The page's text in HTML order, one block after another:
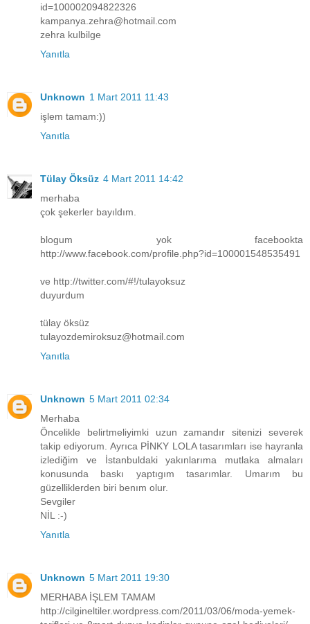
id=100002094822326
kampanya.zehra@hotmail.com
zehra kulbilge
Yanıtla
Unknown 1 Mart 2011 11:43
işlem tamam:))
Yanıtla
Tülay Öksüz 4 Mart 2011 14:42
merhaba
çok şekerler bayıldım.
blogum yok facebookta
http://www.facebook.com/profile.php?id=100001548535491
ve http://twitter.com/#!/tulayoksuz
duyurdum
tülay öksüz
tulayozdemiroksuz@hotmail.com
Yanıtla
Unknown 5 Mart 2011 02:34
Merhaba
Öncelikle belirtmeliyimki uzun zamandır sitenizi severek
takip ediyorum. Ayrıca PİNKY LOLA tasarımları ise hayranla
izlediğim ve İstanbuldaki yakınlarıma mutlaka almaları
konusunda baskı yaptıgım tasarımlar. Umarım bu
güzelliklerden biri benım olur.
Sevgiler
NİL :-)
Yanıtla
Unknown 5 Mart 2011 19:30
MERHABA İŞLEM TAMAM
http://cilgineltiler.wordpress.com/2011/03/06/moda-yemek-